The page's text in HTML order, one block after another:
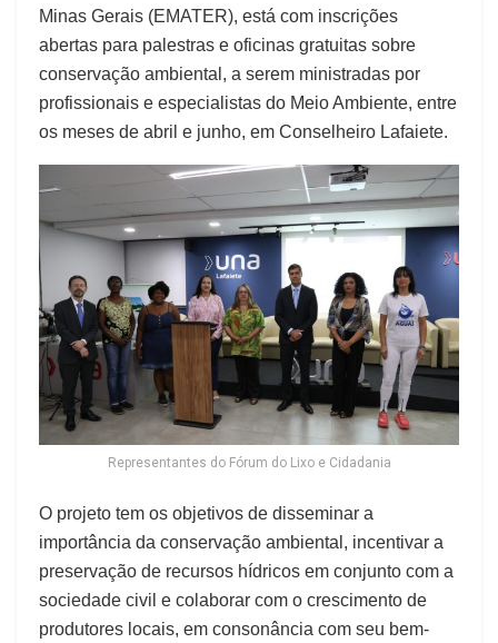
Minas Gerais (EMATER), está com inscrições
abertas para palestras e oficinas gratuitas sobre
conservação ambiental, a serem ministradas por
profissionais e especialistas do Meio Ambiente, entre
os meses de abril e junho, em Conselheiro Lafaiete.
Representantes do Fórum do Lixo e Cidadania
O projeto tem os objetivos de disseminar a
importância da conservação ambiental, incentivar a
preservação de recursos hídricos em conjunto com a
sociedade civil e colaborar com o crescimento de
produtores locais, em consonância com seu bem-